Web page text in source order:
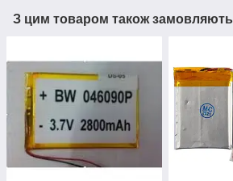
З цим товаром також замовляють